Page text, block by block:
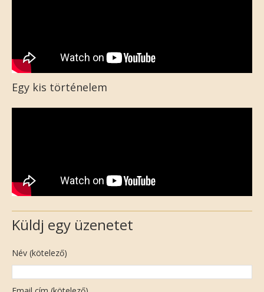
Egy kis történelem
Küldj egy üzenetet
Név (kötelező)